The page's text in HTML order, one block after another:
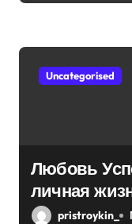
с
я
Uncategorised
Любовь
личная
pristroykin_